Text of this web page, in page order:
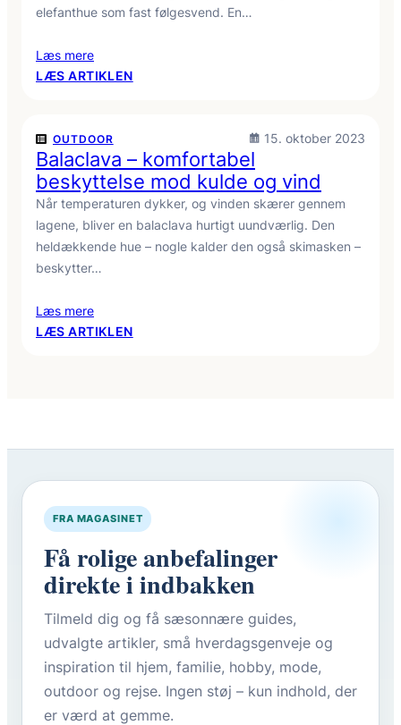
elefanthue som fast følgesvend. En…
Læs mere
LÆS ARTIKLEN:
ELEFANTHUE
TIL
VINTERENS
EVENTYR
OUTDOOR 15. oktober 2023
Balaclava – komfortabel
beskyttelse mod kulde og vind
Når temperaturen dykker, og vinden skærer gennem
lagene, bliver en balaclava hurtigt uundværlig. Den
heldækkende hue – nogle kalder den også skimasken –
beskytter…
Læs mere
LÆS ARTIKLEN:
KULDE
FRA MAGASINET
Få rolige anbefalinger
direkte i indbakken
Tilmeld dig og få sæsonnære guides,
udvalgte artikler, små hverdagsgenveje og
inspiration til hjem, familie, hobby, mode,
outdoor og rejse. Ingen støj – kun indhold, der
er værd at gemme.